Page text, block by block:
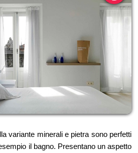
variante minerali e pietra sono perfetti
il bagno. Presentano un aspetto